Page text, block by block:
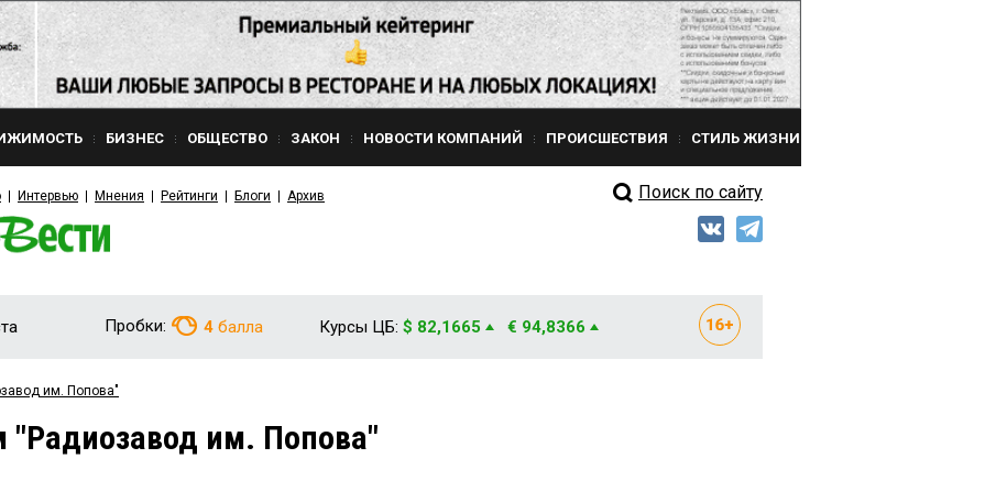
БИЗНЕС ОБЩЕСТВО ЗАКОН НОВОСТИ КОМПАНИЙ ПРОИСШЕСТВИЯ СТИЛЬ ЖИЗНИ
Интервью Мнения Рейтинги Блоги Архив Поиск по сайту
Пробки: 4 балла Курсы ЦБ: $ 82,1665 € 94,8366
им. Попова"
"Радиозавод им. Попова"